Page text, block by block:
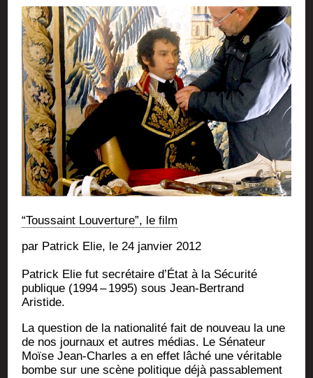
“Tous­saint Lou­ver­ture”, le film
par Patrick Elie, le 24 jan­vier 2012
Patrick Elie fut secré­taire d’État à la Sécu­ri­té
publique (1994 – 1995) sous Jean-Ber­trand
Aristide.
La ques­tion de la natio­na­li­té fait de nou­veau la une
de nos jour­naux et autres médias. Le Séna­teur
Moïse Jean-Charles a en effet lâché une véri­table
bombe sur une scène poli­tique déjà pas­sa­ble­ment